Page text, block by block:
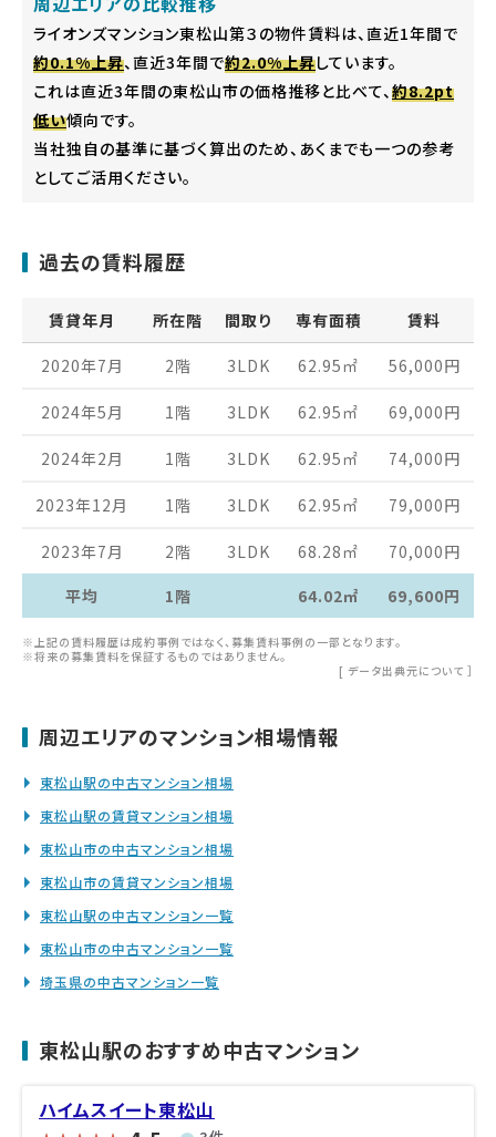
ライオンズマンション東松山第３の物件賃料は、直近1年間で
約0.1%上昇、直近3年間で約2.0%上昇しています。
これは直近3年間の東松山市の価格推移と比べて、 約8.2pt
低い傾向です。
当社独自の基準に基づく算出のため、あくまでも一つの参考
としてご活用ください。
過去の賃料履歴
賃貸年月 所在階 間取り 専有面積 賃料
2020年7月 2階 3LDK 62.95 ㎡ 56,000円
2024年5月 1階 3LDK 62.95 ㎡ 69,000円
2024年2月 1階 3LDK 62.95 ㎡ 74,000円
2023年12月 1階 3LDK 62.95 ㎡ 79,000円
2023年7月 2階 3LDK 68.28 ㎡ 70,000円
平均
1階 64.02㎡ 69,600円
※上記の賃料履歴は成約事例ではなく、募集賃料事例の一部となります。
※将来の募集賃料を保証するものではありません。
[ データ出典元について ］
周辺エリアのマンション相場情報
東松山駅の中古マンション相場
東松山駅の賃貸マンション相場
東松山市の中古マンション相場
東松山市の賃貸マンション相場
東松山駅の中古マンション一覧
東松山市の中古マンション一覧
埼玉県の中古マンション一覧
東松山駅のおすすめ中古マンション
ハイムスイート東松山